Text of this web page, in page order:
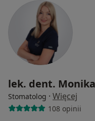
lek. dent.
Stomatolog · Więcej
108 opinii